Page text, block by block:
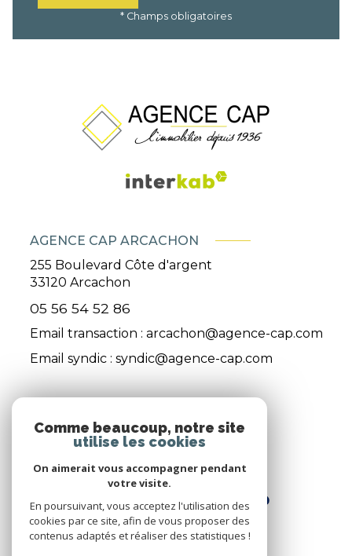
* Champs obligatoires
AGENCE CAP ARCACHON
255 Boulevard Côte d'argent
33120 Arcachon
05 56 54 52 86
Email transaction : arcachon@agence-cap.com
Email syndic : syndic@agence-cap.com
ADHÉRENTS
Comme beaucoup, notre site
utilise les cookies
On aimerait vous accompagner pendant
votre visite.
En poursuivant, vous acceptez l'utilisation des
cookies par ce site, afin de vous proposer des
contenus adaptés et réaliser des statistiques !